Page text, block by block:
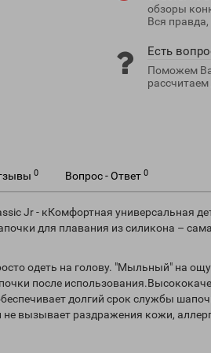
обзоры
Вся
Есть
Поможем
рассчитаем
0 Вопрос - Ответ0
Jr - кКомфортная универсальная
для плавания из силикона –
одеть на голову. "Мыльный" на
после
долгий срок службы
вызывает раздражения кожи,